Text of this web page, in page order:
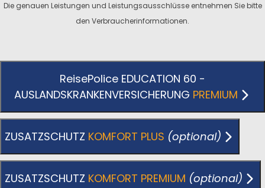
Die genauen Leistungen und Leistungsausschlüsse entnehmen Sie bitte
den Verbraucherinformationen.
ReisePolice EDUCATION 60 -
AUSLANDSKRANKENVERSICHERUNG PREMIUM
ZUSATZSCHUTZ KOMFORT PLUS (optional)
ZUSATZSCHUTZ KOMFORT PREMIUM (optional)